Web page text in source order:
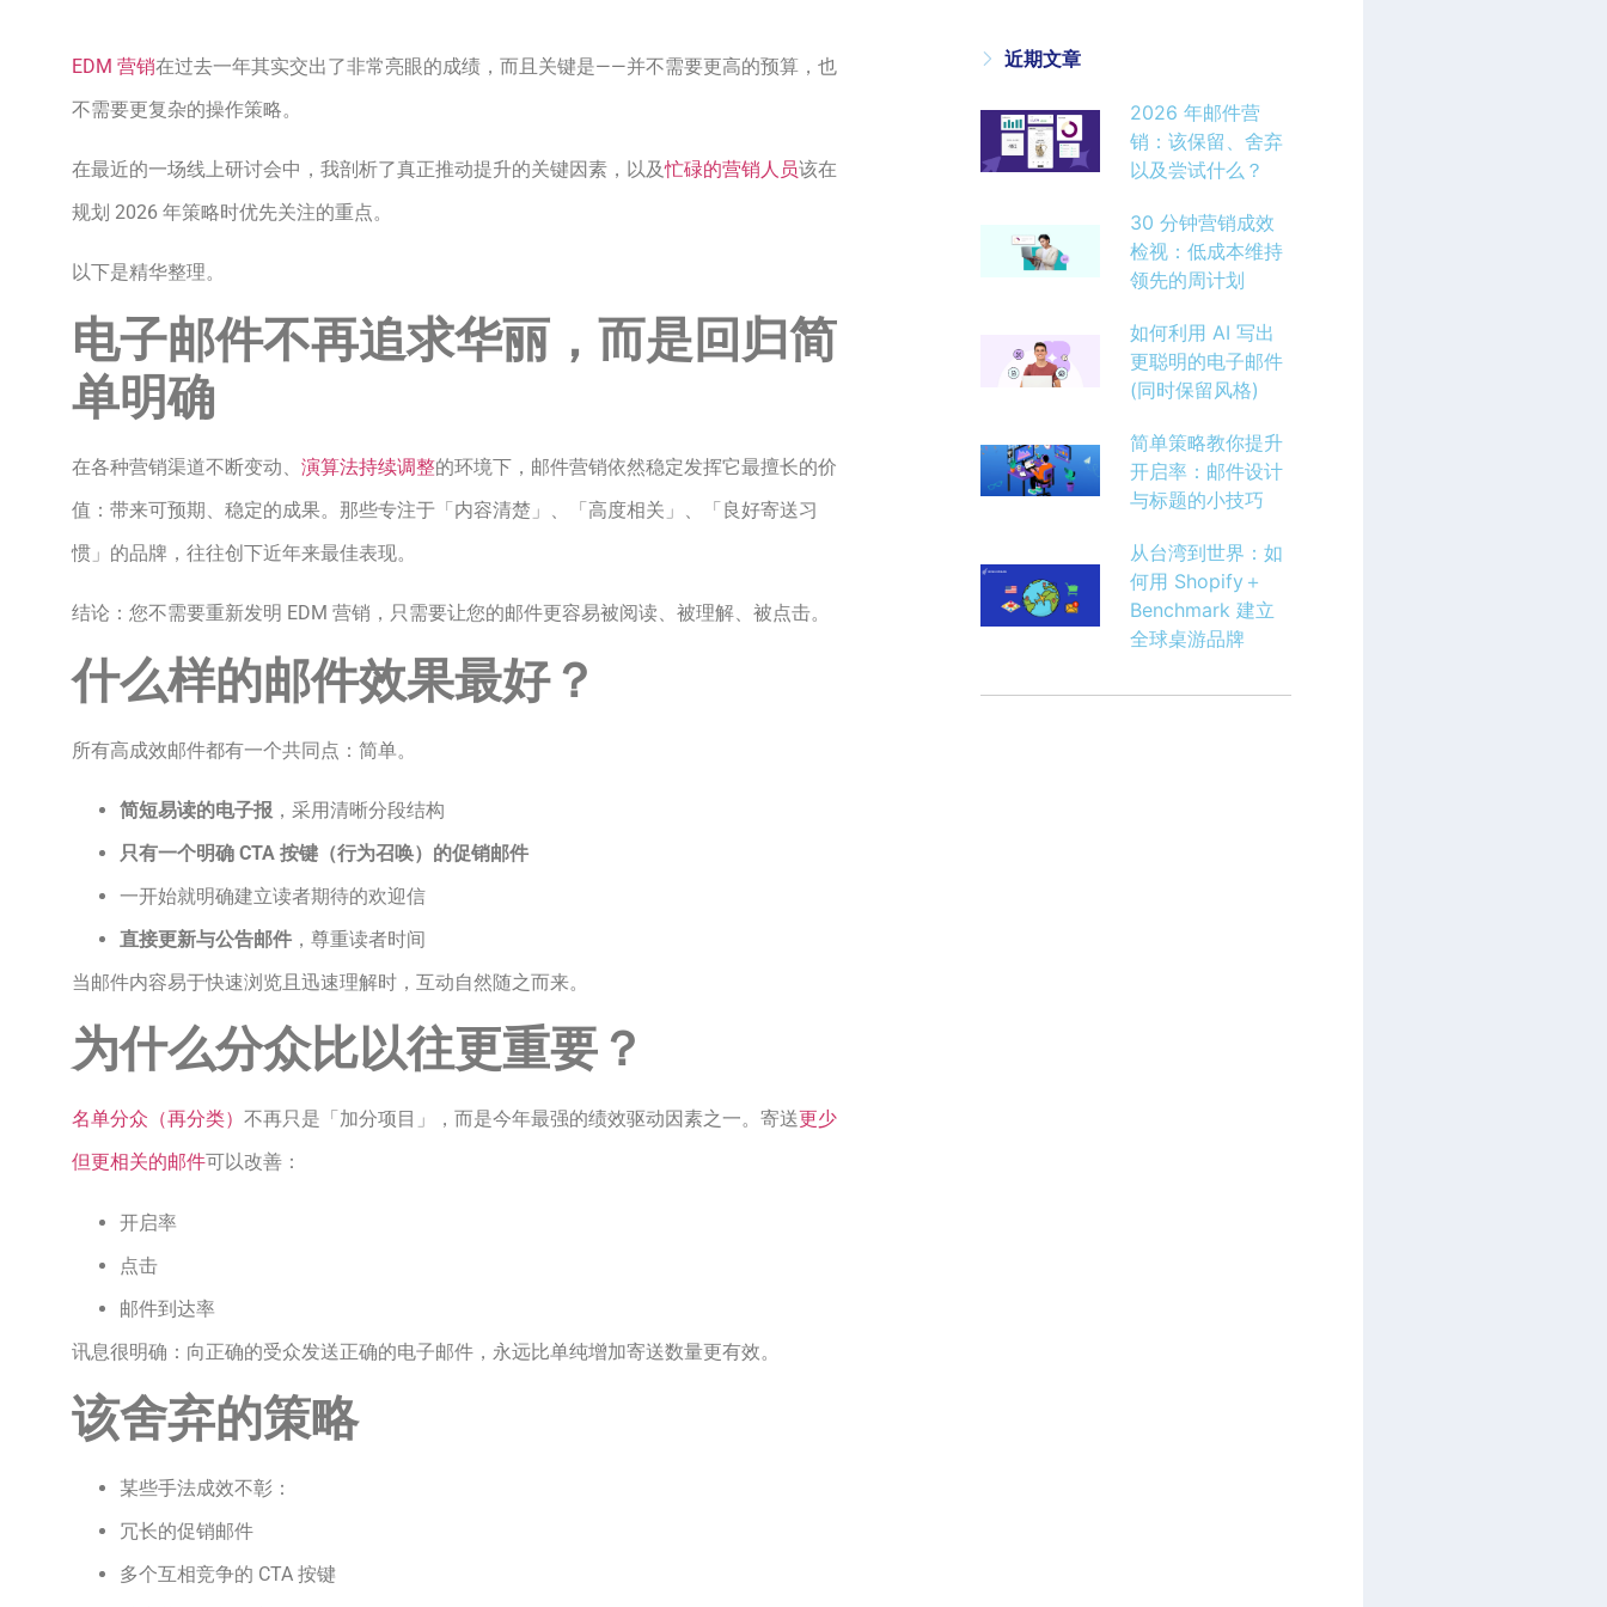
EDM 营销在过去一年其实交出了非常亮眼的成绩，而且关键是——并不需要更高的预算，也
不需要更复杂的操作策略。
在最近的一场线上研讨会中，我剖析了真正推动提升的关键因素，以及忙碌的营销人员该在
规划 2026 年策略时优先关注的重点。
以下是精华整理。
电子邮件不再追求华丽，而是回归简
单明确
在各种营销渠道不断变动、 演算法持续调整的环境下，邮件营销依然稳定发挥它最擅长的价
值：带来可预期、稳定的成果。那些专注于「内容清楚」、「高度相关」、「良好寄送习
惯」的品牌，往往创下近年来最佳表现。
结论：您不需要重新发明 EDM 营销，只需要让您的邮件更容易被阅读、被理解、被点击。
什么样的邮件效果最好？
所有高成效邮件都有一个共同点：简单。
简短易读的电子报 ，采用清晰分段结构
只有一个明确 CTA 按键（行为召唤）的促销邮件
一开始就明确建立读者期待的欢迎信
直接更新与公告邮件 ，尊重读者时间
当邮件内容易于快速浏览且迅速理解时，互动自然随之而来。
为什么分众比以往更重要？
名单分众（再分类） 不再只是「加分项目」，而是今年最强的绩效驱动因素之一。寄送更少
但更相关的邮件可以改善：
开启率
点击
邮件到达率
讯息很明确：向正确的受众发送正确的电子邮件，永远比单纯增加寄送数量更有效。
该舍弃的策略
某些手法成效不彰：
冗长的促销邮件
多个互相竞争的 CTA 按键
近期文章
2026 年邮件营
销：该保留、舍弃
以及尝试什么？
30 分钟营销成效
检视：低成本维持
领先的周计划
如何利用 AI 写出
更聪明的电子邮件
(同时保留风格)
简单策略教你提升
开启率：邮件设计
与标题的小技巧
从台湾到世界：如
何用 Shopify＋
Benchmark 建立
全球桌游品牌